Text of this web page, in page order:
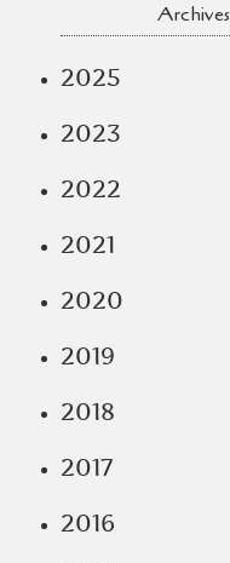
Archives
2025
2023
2022
2021
2020
2019
2018
2017
2016